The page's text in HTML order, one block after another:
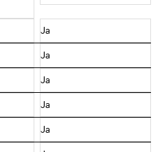
Ja
Ja
Ja
Ja
Ja